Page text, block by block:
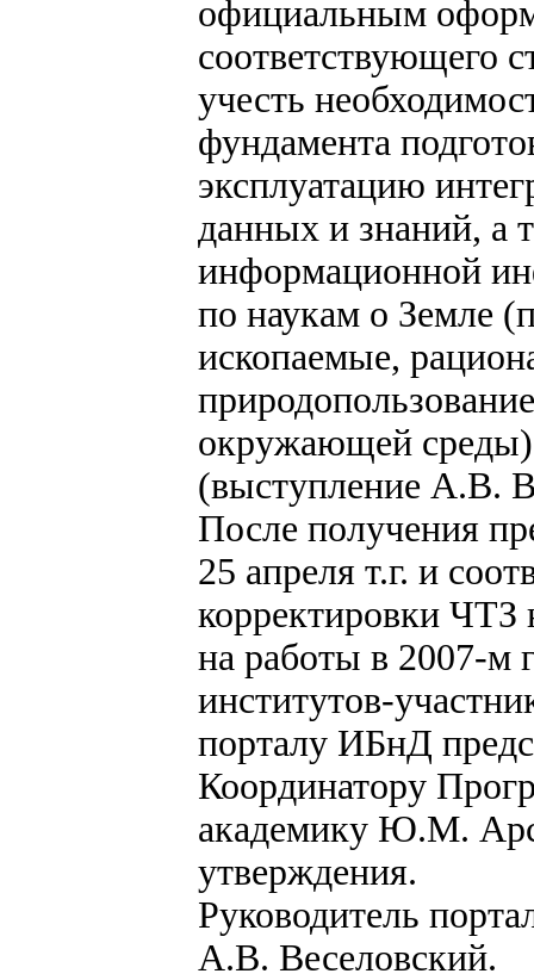
официальным
соответствующего
учесть
фундамента
эксплуатацию
данных и знаний, а
информационной
по наукам о Земле
ископаемые,
окружающей
(выступление А.В.
После получения
25 апреля т.г. и
корректировки
на работы в 2007-м
институтов-
порталу ИБнД
Координатору
академику Ю.М.
утверждения.
Руководитель
А.В. Веселовский.